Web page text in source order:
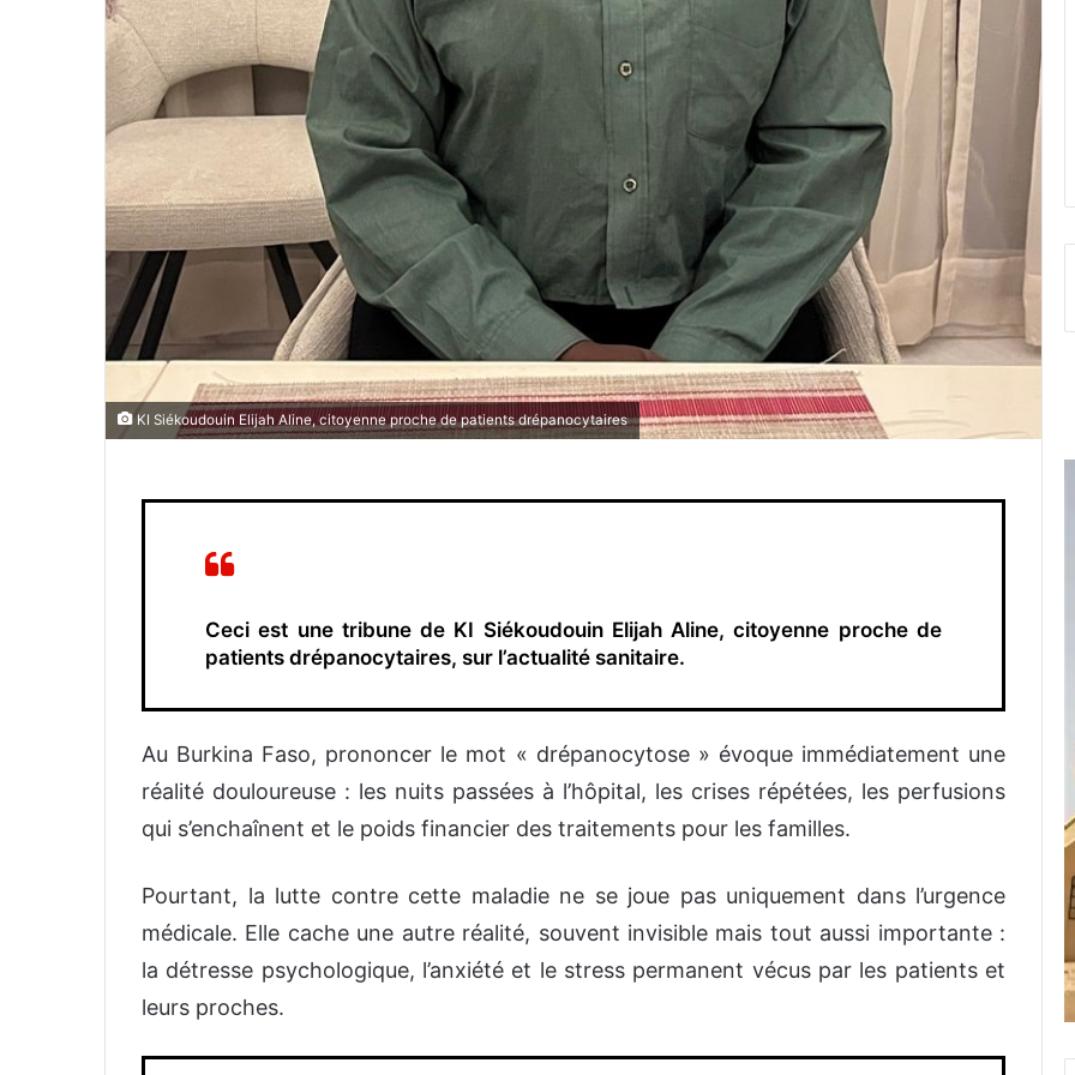
KI Siékoudouin Elijah Aline, citoyenne proche de patients drépanocytaires
Ceci est une tribune de KI Siékoudouin Elijah Aline, citoyenne proche de
patients drépanocytaires, sur l’actualité sanitaire.
Au Burkina Faso, prononcer le mot « drépanocytose » évoque immédiatement une
réalité douloureuse : les nuits passées à l’hôpital, les crises répétées, les perfusions
qui s’enchaînent et le poids financier des traitements pour les familles.
Pourtant, la lutte contre cette maladie ne se joue pas uniquement dans l’urgence
médicale. Elle cache une autre réalité, souvent invisible mais tout aussi importante :
la détresse psychologique, l’anxiété et le stress permanent vécus par les patients et
leurs proches.